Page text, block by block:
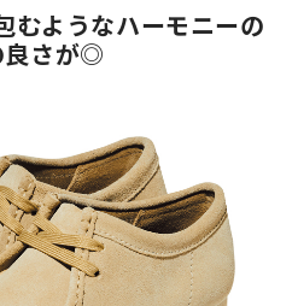
むようなハーモニーの
良さが◎